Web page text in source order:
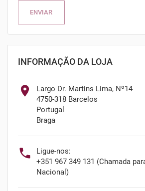
INFORMAÇÃO DA LOJA

Largo Dr. Martins Lima, Nº14
4750-318 Barcelos
Portugal
Braga

Ligue-nos:
+351 967 349 131 (Chamada
Nacional)